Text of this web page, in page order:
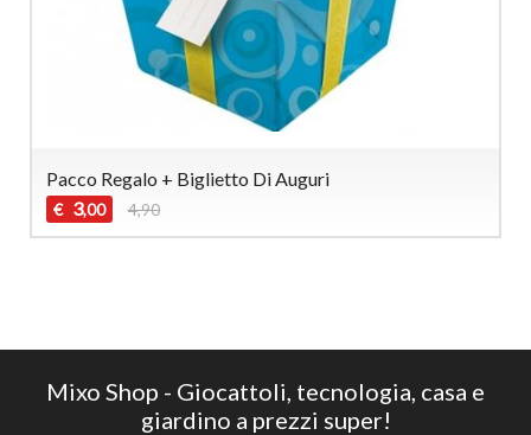
Pacco Regalo + Biglietto Di Auguri
€ 3,00 4,90
Mixo Shop - Giocattoli, tecnologia, casa e
giardino a prezzi super!